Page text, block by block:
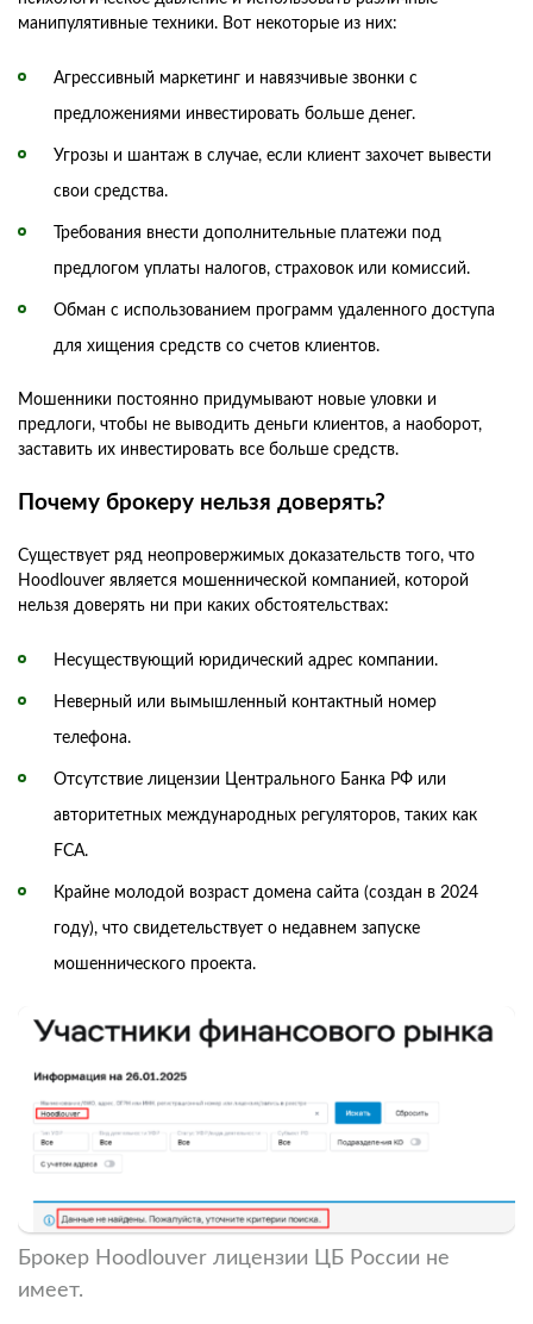
манипулятивные техники. Вот некоторые из них:
Агрессивный маркетинг и навязчивые звонки с
предложениями инвестировать больше денег.
Угрозы и шантаж в случае, если клиент захочет вывести
свои средства.
Требования внести дополнительные платежи под
предлогом уплаты налогов, страховок или комиссий.
Обман с использованием программ удаленного доступа
для хищения средств со счетов клиентов.
Мошенники постоянно придумывают новые уловки и
предлоги, чтобы не выводить деньги клиентов, а наоборот,
заставить их инвестировать все больше средств.
Почему брокеру нельзя доверять?
Существует ряд неопровержимых доказательств того, что
Hoodlouver является мошеннической компанией, которой
нельзя доверять ни при каких обстоятельствах:
Несуществующий юридический адрес компании.
Неверный или вымышленный контактный номер
телефона.
Отсутствие лицензии Центрального Банка РФ или
авторитетных международных регуляторов, таких как
FCA.
Крайне молодой возраст домена сайта (создан в 2024
году), что свидетельствует о недавнем запуске
мошеннического проекта.
Брокер Hoodlouver лицензии ЦБ России не
имеет.